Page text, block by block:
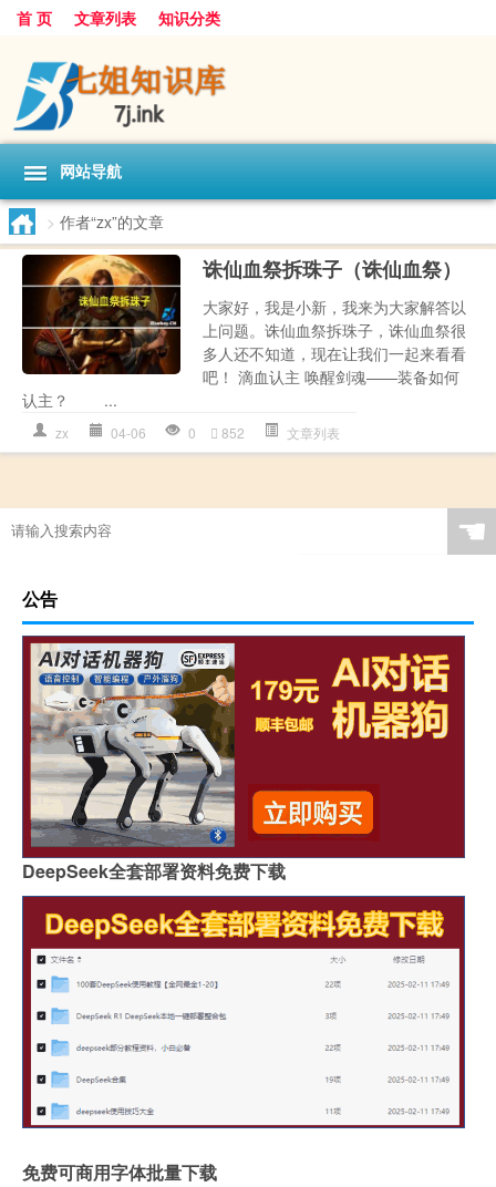
首 页 文章列表 知识分类
网站导航
> 作者“zx”的文章
诛仙血祭拆珠子（诛仙血祭）
大家好，我是小新，我来为大家解答以
上问题。诛仙血祭拆珠子，诛仙血祭很
多人还不知道，现在让我们一起来看看
吧！ 滴血认主 唤醒剑魂——装备如何
认主？ ...
zx 04-06 0 852 文章列表
☚
公告
DeepSeek全套部署资料免费下载
免费可商用字体批量下载